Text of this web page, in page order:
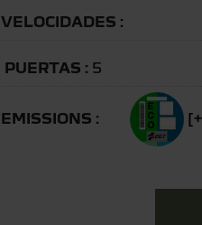
VELOCIDADES :
PUERTAS : 5
EMISSIONS :